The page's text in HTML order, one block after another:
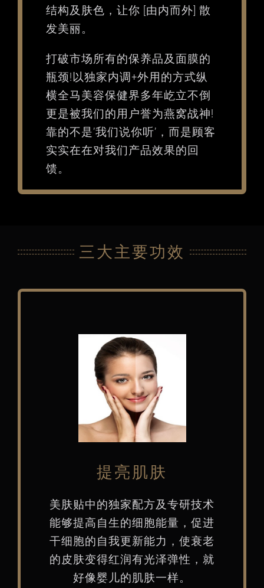
结构及肤色，让你 [由内而外] 散
发美丽。
打破市场所有的保养品及面膜的
瓶颈!以独家内调+外用的方式纵
横全马美容保健界多年屹立不倒
更是被我们的用户誉为燕窝战神!
靠的不是’我们说你听’，而是顾客
实实在在对我们产品效果的回
馈。
三大主要功效
提亮肌肤
美肤贴中的独家配方及专研技术
能够提高自生的细胞能量，促进
干细胞的自我更新能力，使衰老
的皮肤变得红润有光泽弹性，就
好像婴儿的肌肤一样。